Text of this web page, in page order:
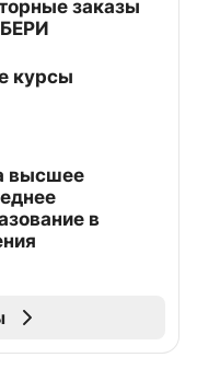
заказы
курсы
высшее
в